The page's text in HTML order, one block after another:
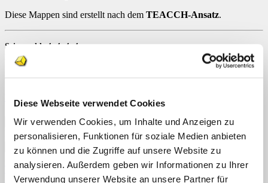
Diese Webseite verwendet Cookies
Wir verwenden Cookies, um Inhalte und Anzeigen zu
personalisieren, Funktionen für soziale Medien anbieten
zu können und die Zugriffe auf unsere Website zu
analysieren. Außerdem geben wir Informationen zu Ihrer
Verwendung unserer Website an unsere Partner für
Diese Mappen sind erstellt nach dem TEACCH-Ansatz.
Seitenzahl: 4, 4, 4, 4
Dateiformat: PDF, Download
Schulform: Grundschule, Förderschule
Lizenzierung
Zurücksetzen
Themenpakte Frühlingsblumen und Gartenvögel [Digital]
Menge
In den Warenkorb
Kategorien:
Themenpakete Schlagwörter:Frühlingsblumen,Gartenvögel,
Klettmappe ,Teacch